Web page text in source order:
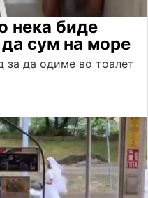
нека биде
сум на море
за да одиме во тоалет